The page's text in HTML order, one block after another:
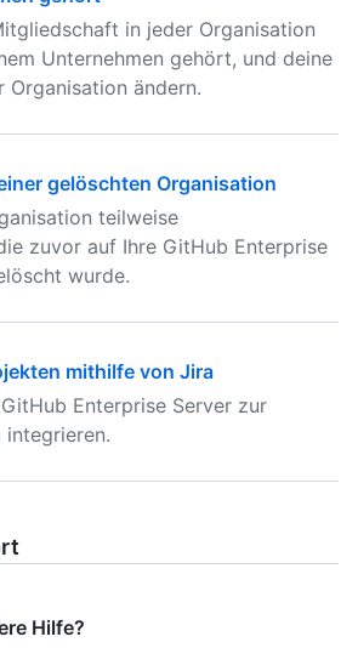
in jeder Organisation
Unternehmen gehört, und deine
Organisation ändern.
gelöschten Organisation
teilweise
zuvor auf Ihre GitHub Enterprise
wurde.
mithilfe von Jira
Enterprise Server zur
Hilfe?